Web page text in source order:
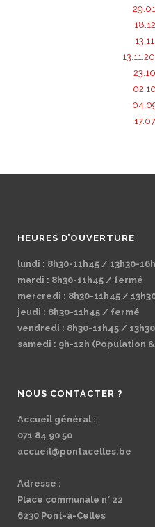
HEURES D’OUVERTURE
lundi : 8h30-11h45 / 13h30-16h
mardi : 8h30-11h45 / fermé
mercredi : 8h30-11h45 /
jeudi : 8h30-11h45 / fermé
vendredi : 8h30-11h45 /
samedi : 9h-12h (Population
NOUS CONTACTER ?
Accueil général :
071 84 90 50
accueil@pontacelles.be
Adresse :
Place communale n° 22
6230 Pont-à-Celles